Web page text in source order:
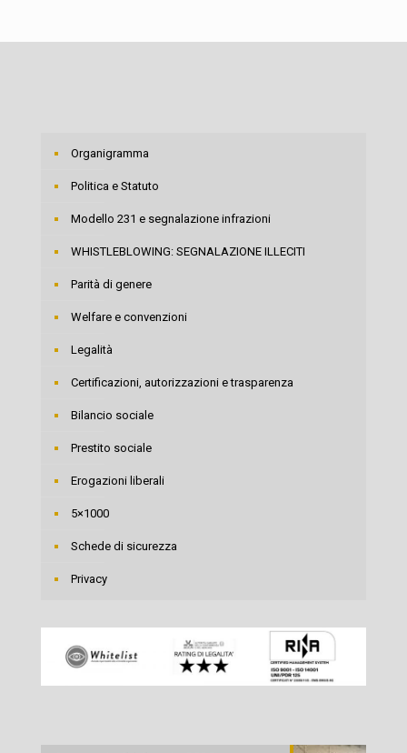
Organigramma
Politica e Statuto
Modello 231 e segnalazione infrazioni
WHISTLEBLOWING: SEGNALAZIONE ILLECITI
Parità di genere
Welfare e convenzioni
Legalità
Certificazioni, autorizzazioni e trasparenza
Bilancio sociale
Prestito sociale
Erogazioni liberali
5×1000
Schede di sicurezza
Privacy